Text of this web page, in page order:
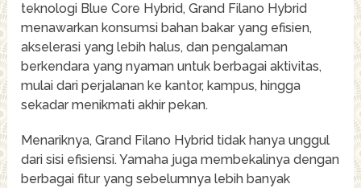
teknologi Blue Core Hybrid, Grand Filano Hybrid
menawarkan konsumsi bahan bakar yang efisien,
akselerasi yang lebih halus, dan pengalaman
berkendara yang nyaman untuk berbagai aktivitas,
mulai dari perjalanan ke kantor, kampus, hingga
sekadar menikmati akhir pekan.
Menariknya, Grand Filano Hybrid tidak hanya unggul
dari sisi efisiensi. Yamaha juga membekalinya dengan
berbagai fitur yang sebelumnya lebih banyak